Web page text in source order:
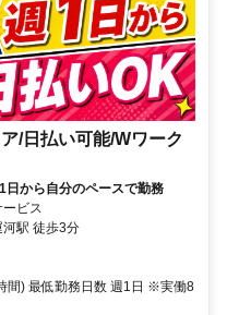
/日払い可能/Wワーク
日から自分のペースで勤務
ビス
駅 徒歩3分
間) 最低勤務日数 週1日 ※実働8